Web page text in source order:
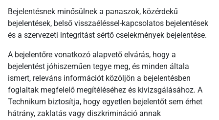
Bejelentésnek minősülnek a panaszok, közérdekű
bejelentések, belső visszaéléssel-kapcsolatos bejelentések
és a szervezeti integritást sértő cselekmények bejelentése.
A bejelentőre vonatkozó alapvető elvárás, hogy a
bejelentést jóhiszeműen tegye meg, és minden általa
ismert, releváns információt közöljön a bejelentésben
foglaltak megfelelő megítéléséhez és kivizsgálásához. A
Technikum biztosítja, hogy egyetlen bejelentőt sem érhet
hátrány, zaklatás vagy diszkrimináció annak